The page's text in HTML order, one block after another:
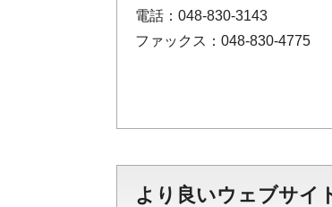
電話：048-830-3143
ファックス：048-830-4775
より良いウェブサイ